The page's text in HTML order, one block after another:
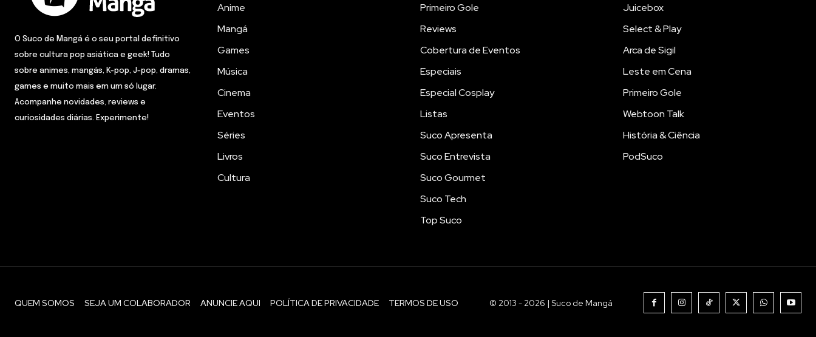
O Suco de Mangá é o seu portal definitivo
sobre cultura pop asiática e geek! Tudo
sobre animes, mangás, K-pop, J-pop, dramas,
games e muito mais em um só lugar.
Acompanhe novidades, reviews e
curiosidades diárias. Experimente!
Anime
Mangá
Games
Música
Cinema
Eventos
Séries
Livros
Cultura
Primeiro Gole
Reviews
Cobertura de Eventos
Especiais
Especial Cosplay
Listas
Suco Apresenta
Suco Entrevista
Suco Gourmet
Suco Tech
Top Suco
Juicebox
Select & Play
Arca de Sigil
Leste em Cena
Primeiro Gole
Webtoon Talk
História & Ciência
PodSuco
QUEM SOMOS SEJA UM COLABORADOR ANUNCIE AQUI POLÍTICA DE PRIVACIDADE TERMOS DE USO © 2013 - 2026 | Suco de Mangá